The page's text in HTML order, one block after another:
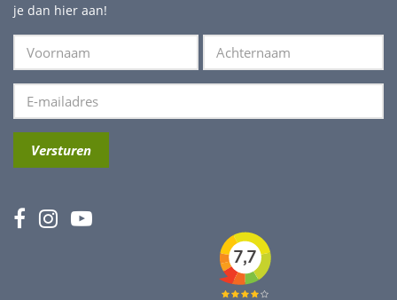
je dan hier aan!